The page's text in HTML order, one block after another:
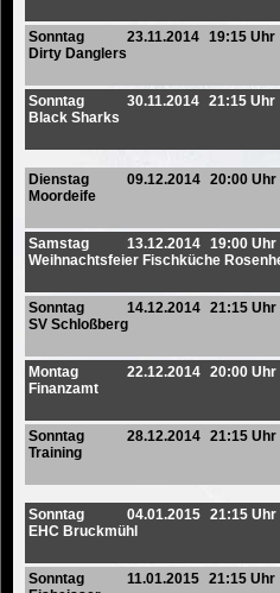
Sonntag 23.11.2014 19:15 Uhr
Dirty Danglers
Sonntag 30.11.2014 21:15 Uhr
Black Sharks
Dienstag 09.12.2014 20:00 Uhr
Moordeife
Samstag 13.12.2014 19:00 Uhr
Weihnachtsfeier Fischküche
Sonntag 14.12.2014 21:15 Uhr
SV Schloßberg
Montag 22.12.2014 20:00 Uhr
Finanzamt
Sonntag 28.12.2014 21:15 Uhr
Training
Sonntag 04.01.2015 21:15 Uhr
EHC Bruckmühl
Sonntag 11.01.2015 21:15 Uhr